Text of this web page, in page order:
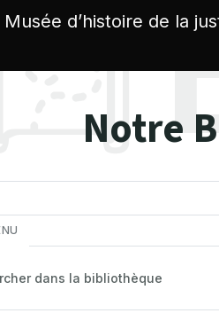
Musée d’histoire de la
Notre